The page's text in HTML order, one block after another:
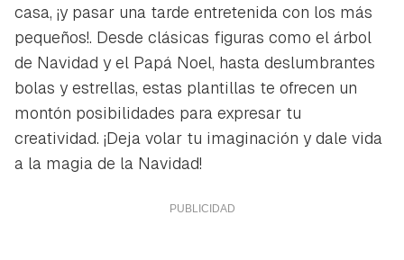
casa, ¡y pasar una tarde entretenida con los más
pequeños!. Desde clásicas figuras como el árbol
de Navidad y el Papá Noel, hasta deslumbrantes
bolas y estrellas, estas plantillas te ofrecen un
montón posibilidades para expresar tu
creatividad. ¡Deja volar tu imaginación y dale vida
a la magia de la Navidad!